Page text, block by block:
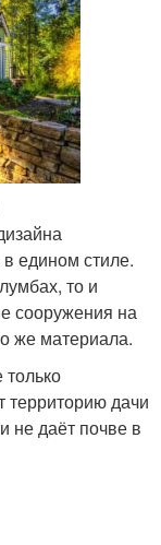
едином стиле.
то и
сооружения на
же материала.
дачи
не даёт почве в